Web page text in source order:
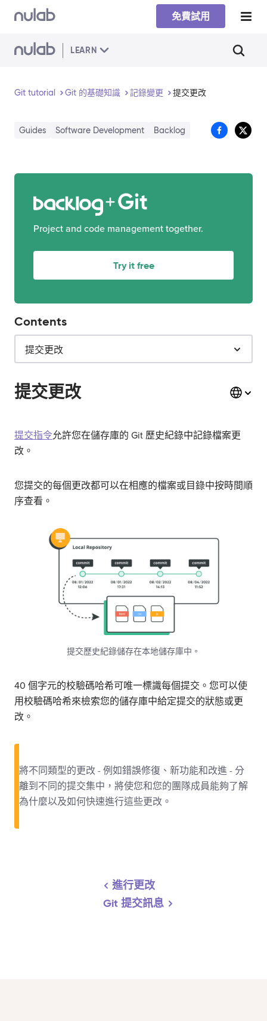
Skip to main content
免費試用
LEARN
Git tutorial Git 的基礎知識 記錄變更 提交更改
Guides Software Development Backlog
Git
Project and code management together.
Try it free
提交更改
提交指令允許您在儲存庫的 Git 歷史紀錄中記錄檔案更
改。
您提交的每個更改都可以在相應的檔案或目錄中按時間順
序查看。
提交歷史紀錄儲存在本地儲存庫中。
40 個字元的校驗碼哈希可唯一標識每個提交。您可以使
用校驗碼哈希來檢索您的儲存庫中給定提交的狀態或更
改。
將不同類型的更改 - 例如錯誤修復、新功能和改進 - 分
離到不同的提交集中，將使您和您的團隊成員能夠了解
為什麼以及如何快速進行這些更改。
進行更改
Git 提交訊息
Contents
提交更改